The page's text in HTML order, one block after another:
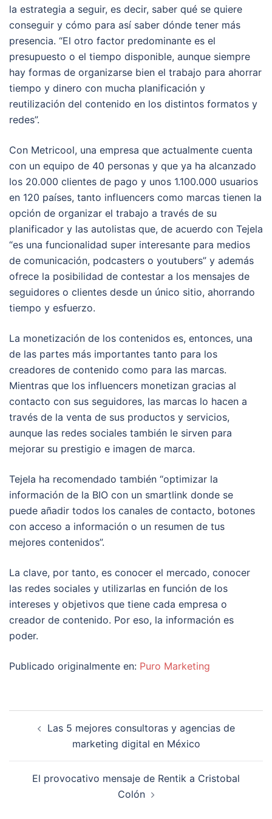
la estrategia a seguir, es decir, saber qué se quiere
conseguir y cómo para así saber dónde tener más
presencia. “El otro factor predominante es el
presupuesto o el tiempo disponible, aunque siempre
hay formas de organizarse bien el trabajo para ahorrar
tiempo y dinero con mucha planificación y
reutilización del contenido en los distintos formatos y
redes”.
Con Metricool, una empresa que actualmente cuenta
con un equipo de 40 personas y que ya ha alcanzado
los 20.000 clientes de pago y unos 1.100.000 usuarios
en 120 países, tanto influencers como marcas tienen la
opción de organizar el trabajo a través de su
planificador y las autolistas que, de acuerdo con Tejela
“es una funcionalidad super interesante para medios
de comunicación, podcasters o youtubers” y además
ofrece la posibilidad de contestar a los mensajes de
seguidores o clientes desde un único sitio, ahorrando
tiempo y esfuerzo.
La monetización de los contenidos es, entonces, una
de las partes más importantes tanto para los
creadores de contenido como para las marcas.
Mientras que los influencers monetizan gracias al
contacto con sus seguidores, las marcas lo hacen a
través de la venta de sus productos y servicios,
aunque las redes sociales también le sirven para
mejorar su prestigio e imagen de marca.
Tejela ha recomendado también “optimizar la
información de la BIO con un smartlink donde se
puede añadir todos los canales de contacto, botones
con acceso a información o un resumen de tus
mejores contenidos”.
La clave, por tanto, es conocer el mercado, conocer
las redes sociales y utilizarlas en función de los
intereses y objetivos que tiene cada empresa o
creador de contenido. Por eso, la información es
poder.
Publicado originalmente en: Puro Marketing
Las 5 mejores consultoras y agencias de
marketing digital en México
El provocativo mensaje de Rentik a Cristobal
Colón